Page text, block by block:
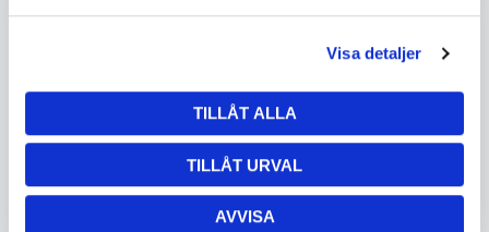
Visa detaljer
TILLÅT ALLA
TILLÅT URVAL
AVVISA
Grå/Svart D92
Ej i lager
Hantverksbyxa X1500
Grå/Svart D96
BK150013709499D96
Ej i lager